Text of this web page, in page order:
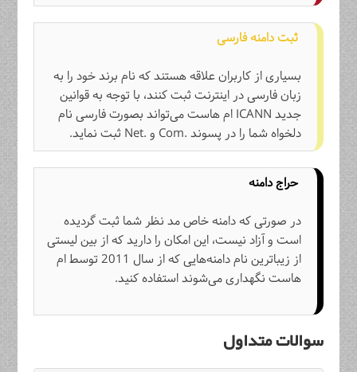
ثبت دامنه فارسی
بسیاری از کاربران علاقه‌ هستند که نام برند خود را به
زبان فارسی در اینترنت ثبت کنند، با توجه به قوانین
جدید ICANN ام هاست می‌تواند بصورت فارسی نام
دلخواه شما را در پسوند .Com‌ و .Net ثبت نماید.
حراج دامنه
در صورتی که دامنه خاص مد نظر شما ثبت گردیده
است و آزاد نیست، این امکان را دارید که از بین لیستی
از زیباترین نام دامنه‌هایی که از سال 2011 توسط ام
هاست نگهداری می‌شوند استفاده کنید.
سوالات متداول